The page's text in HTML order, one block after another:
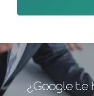
¿Google te